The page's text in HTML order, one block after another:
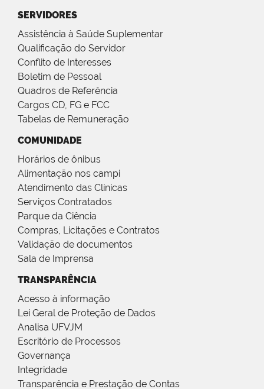
SERVIDORES
Assistência à Saúde Suplementar
Qualificação do Servidor
Conflito de Interesses
Boletim de Pessoal
Quadros de Referência
Cargos CD, FG e FCC
Tabelas de Remuneração
COMUNIDADE
Horários de ônibus
Alimentação nos campi
Atendimento das Clínicas
Serviços Contratados
Parque da Ciência
Compras, Licitações e Contratos
Validação de documentos
Sala de Imprensa
TRANSPARÊNCIA
Acesso à informação
Lei Geral de Proteção de Dados
Analisa UFVJM
Escritório de Processos
Governança
Integridade
Transparência e Prestação de Contas